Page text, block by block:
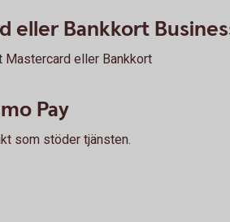
eller Bankkort
Mastercard eller Bankkort
Pay
som stöder tjänsten.